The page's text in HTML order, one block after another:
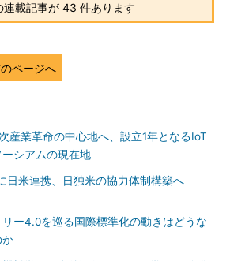
連載記事が 43 件あります
ページへ
産業革命の中心地へ、設立1年となるIoT
シアムの現在地
日米連携、日独米の協力体制構築へ
ー4.0を巡る国際標準化の動きはどうな
か